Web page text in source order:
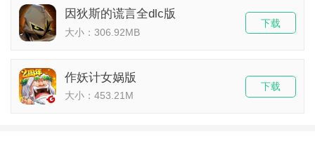
因狄斯的谎言全dlc版
大小：306.92MB
下载
作妖计女娲版
大小：453.21M
下载